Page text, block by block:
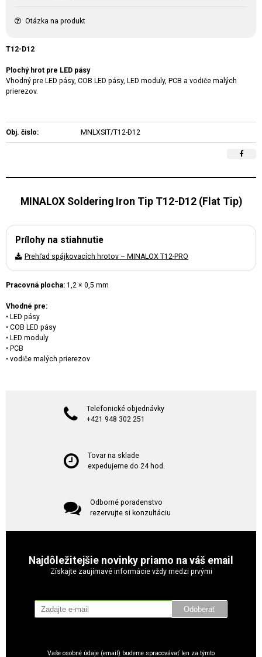
Otázka na produkt
T12-D12
Plochý hrot pre LED pásy
Vhodný pre LED pásy, COB LED pásy, LED moduly, PCB a vodiče malých
prierezov.
Obj. čislo: MNLXSIT/T12-D12
MINALOX Soldering Iron Tip T12-D12 (Flat Tip)
Prílohy na stiahnutie
Prehľad spájkovacích hrotov – MINALOX T12-PRO
Pracovná plocha: 1,2 × 0,5 mm
Vhodné pre:
• LED pásy
• COB LED pásy
• LED moduly
• PCB
• vodiče malých prierezov
Telefonické objednávky
+421 948 302 251
Tovar na sklade
expedujeme do 24 hod.
Odborné poradenstvo
rezervujte si konzultáciu
Najdôležitejšie novinky priamo na váš email
Získajte zaujímavé informácie vždy medzi prvými
Odoberať
Vaše osobné údaje (email) budeme spracovávať len za týmto